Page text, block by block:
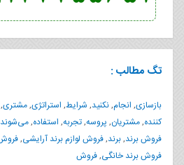
تگ مطالب :
بازسازی, انجام,نکنید, شرایط, استراتژی,مشتری,
کننده,مشتریان, پروسه,تجربه, استفاده,می‌شوند
فروش برند,برند,فروش لوازم برند آرایشی,فروش
فروش برند خانگی,فروش